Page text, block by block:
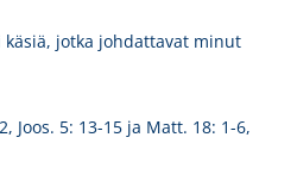
jotka johdattavat minut
Joos. 5: 13-15 ja Matt. 18: 1-6,